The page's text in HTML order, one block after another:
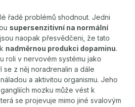
řadě problémů shodnout. Jedni
supersenzitivní na normální
naopak přesvědčeni, že tato
nadměrnou produkci dopaminu.
roli v nervovém systému jako
se z něj noradrenalin a dále
a aktivitou organismu. Jeho
mozku může vést k
se projevuje mimo jiné svalovým